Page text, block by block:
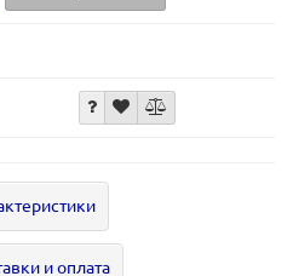
и оплата